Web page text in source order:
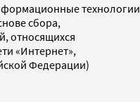
технологии
сбора,
относящихся
«Интернет»,
Федерации)